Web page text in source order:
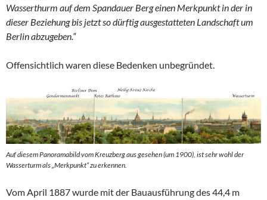
Wasserthurm auf dem Spandauer Berg einen Merkpunkt in der in
dieser Beziehung bis jetzt so dürftig ausgestatteten Landschaft um
Berlin abzugeben.“
Offensichtlich waren diese Bedenken unbegründet.
Auf diesem Panoramabild vom Kreuzberg aus gesehen (um 1900), ist sehr wohl der
Wasserturm als „Merkpunkt“ zu erkennen.
Vom April 1887 wurde mit der Bauausführung des 44,4 m